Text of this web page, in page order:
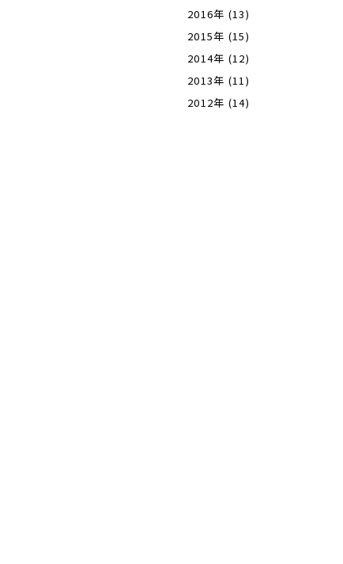
2016年 (13)
2015年 (15)
2014年 (12)
2013年 (11)
2012年 (14)